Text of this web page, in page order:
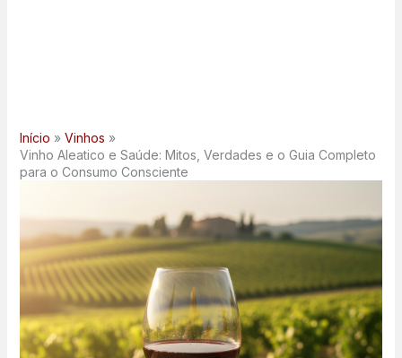
Início
Vinhos
Vinho Aleatico e Saúde: Mitos, Verdades e o Guia Completo
para o Consumo Consciente